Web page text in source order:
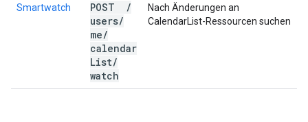
Smartwatch POST
/
users/
me/
calendar
List/
watch
Nach Änderungen an
CalendarList-Ressourcen suchen